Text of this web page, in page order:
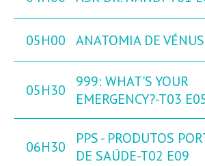
05H00 ANATOMIA DE
05H30
999: WHAT'S YOUR
EMERGENCY?-T03
06H30
PPS - PRODUTOS
DE SAÚDE-T02 E09